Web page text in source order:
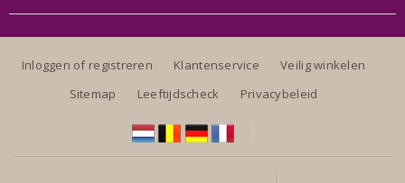
Inloggen of registreren Klantenservice
Veilig winkelen
Sitemap
Leeftijdscheck Privacybeleid